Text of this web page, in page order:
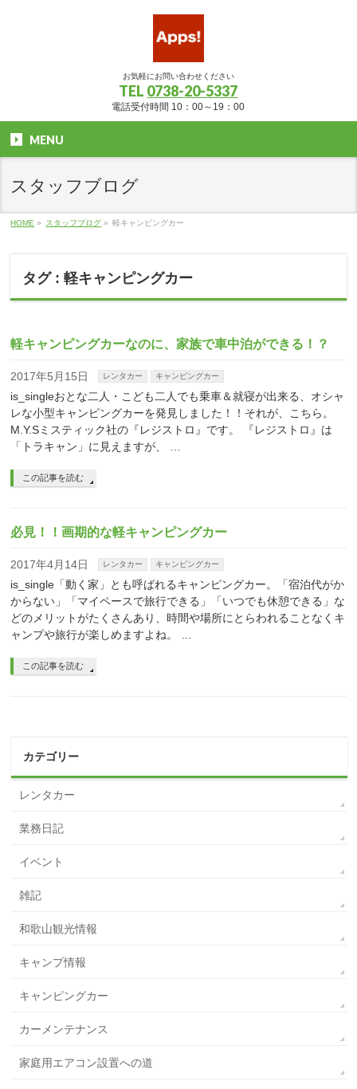
お気軽にお問い合わせください
TEL 0738-20-5337
電話受付時間 10：00～19：00
MENU
スタッフブログ
HOME » スタッフブログ » 軽キャンピングカー
タグ : 軽キャンピングカー
軽キャンピングカーなのに、家族で車中泊ができる！？
2017年5月15日 レンタカー キャンピングカー
is_singleおとな二人・こども二人でも乗車＆就寝が出来る、オシャ
レな小型キャンピングカーを発見しました！！それが、こちら。
M.Y.Sミスティック社の『レジストロ』です。 『レジストロ』は
「トラキャン」に見えますが、 …
この記事を読む
必見！！画期的な軽キャンピングカー
2017年4月14日 レンタカー キャンピングカー
is_single「動く家」とも呼ばれるキャンピングカー。「宿泊代がか
からない」「マイペースで旅行できる」「いつでも休憩できる」な
どのメリットがたくさんあり、時間や場所にとらわれることなくキ
ャンプや旅行が楽しめますよね。 …
この記事を読む
カテゴリー
レンタカー
業務日記
イベント
雑記
和歌山観光情報
キャンプ情報
キャンピングカー
カーメンテナンス
家庭用エアコン設置への道